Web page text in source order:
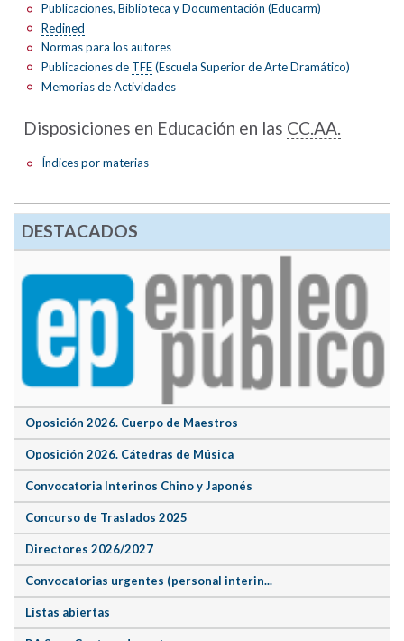
Publicaciones, Biblioteca y Documentación (Educarm)
Redined
Normas para los autores
Publicaciones de TFE(Escuela Superior de Arte Dramático)
Memorias de Actividades
Disposiciones en Educación en las CC.AA.
Índices por materias
DESTACADOS
Oposición 2026. Cuerpo de Maestros
Oposición 2026. Cátedras de Música
Convocatoria Interinos Chino y Japonés
Concurso de Traslados 2025
Directores 2026/2027
Convocatorias urgentes (personal interin...
Listas abiertas